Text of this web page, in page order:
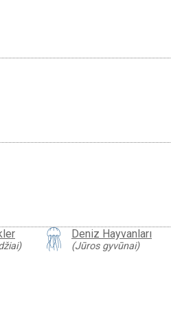
Deniz Hayvanları
(Jūros gyvūnai)